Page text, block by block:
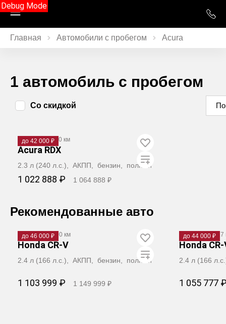
Debug Mode
Главная Автомобили с пробегом Acura
1 автомобиль с пробегом
Со скидкой
до 42 000 ₽
2008· 211 000 км
Acura RDX
2.3 л (240 л.с.), АКПП, бензин, полный
1 022 888 ₽ 1 064 888 ₽
Рекомендованные авто
до 46 000 ₽
2008· 218 000 км
Honda CR-V
2.4 л (166 л.с.), АКПП, бензин, полный
1 103 999 ₽ 1 149 999 ₽
до 44 000 ₽
2008· 183 217
Honda CR-
2.4 л (166
1 055 777